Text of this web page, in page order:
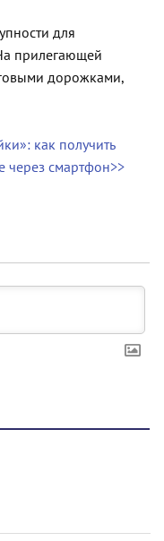
для
прилегающей
дорожками,
как получить
через смартфон>>